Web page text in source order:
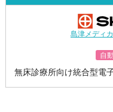
島津メディ
自
無床診療所向け統合型電